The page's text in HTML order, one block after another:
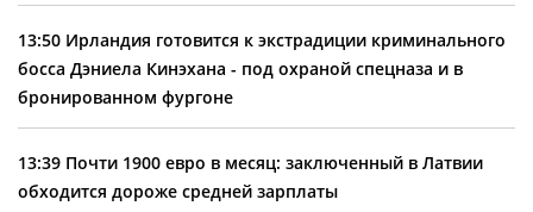
13:50 Ирландия готовится к экстрадиции криминального
босса Дэниела Кинэхана - под охраной спецназа и в
бронированном фургоне
13:39 Почти 1900 евро в месяц: заключенный в Латвии
обходится дороже средней зарплаты